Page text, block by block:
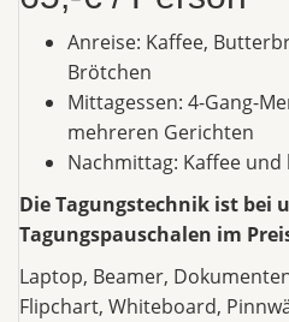
Anreise: Kaffee,
Brötchen
Mittagessen: 4-Gang-
mehreren Gerichten
Nachmittag: Kaffee
Die Tagungstechnik ist bei
Tagungspauschalen im
Laptop, Beamer,
Flipchart, Whiteboard,